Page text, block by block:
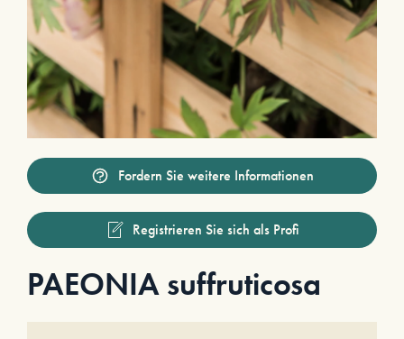
Fordern Sie weitere Informationen
Registrieren Sie sich als Profi
PAEONIA suffruticosa